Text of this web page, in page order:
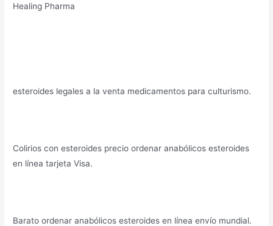
Healing Pharma
esteroides legales a la venta medicamentos para culturismo.
Colirios con esteroides precio ordenar anabólicos esteroides
en línea tarjeta Visa.
Barato ordenar anabólicos esteroides en línea envío mundial.